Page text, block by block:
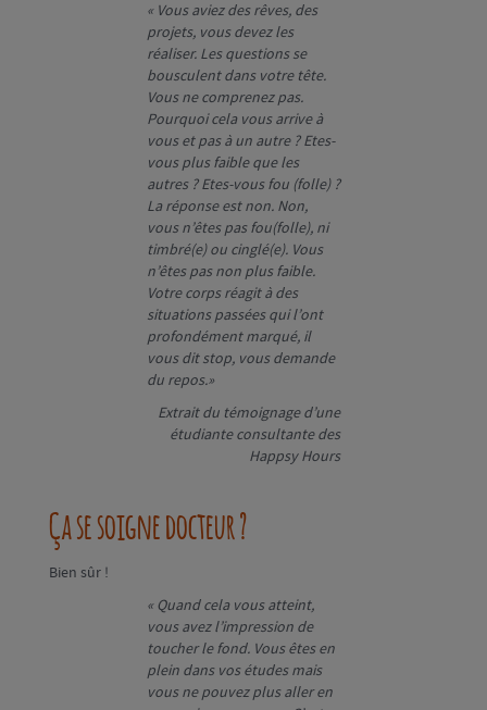
« Vous aviez des rêves, des
projets, vous devez les
réaliser. Les questions se
bousculent dans votre tête.
Vous ne comprenez pas.
Pourquoi cela vous arrive à
vous et pas à un autre ? Etes-
vous plus faible que les
autres ? Etes-vous fou (folle) ?
La réponse est non. Non,
vous n’êtes pas fou(folle), ni
timbré(e) ou cinglé(e). Vous
n’êtes pas non plus faible.
Votre corps réagit à des
situations passées qui l’ont
profondément marqué, il
vous dit stop, vous demande
du repos.»
Extrait du témoignage d’une
étudiante consultante des
Happsy Hours
Ça se soigne docteur ?
Bien sûr !
« Quand cela vous atteint,
vous avez l’impression de
toucher le fond. Vous êtes en
plein dans vos études mais
vous ne pouvez plus aller en